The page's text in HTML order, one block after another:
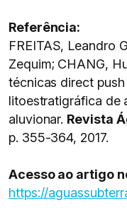
Referência:
FREITAS, Leandro
Zequim; CHANG,
técnicas direct
litoestratigráfica de
aluvionar. Revista
p. 355-364, 2017.
Acesso ao artigo
https://